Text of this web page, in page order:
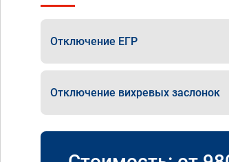
Отключение ЕГР
Отключение вихревых заслонок